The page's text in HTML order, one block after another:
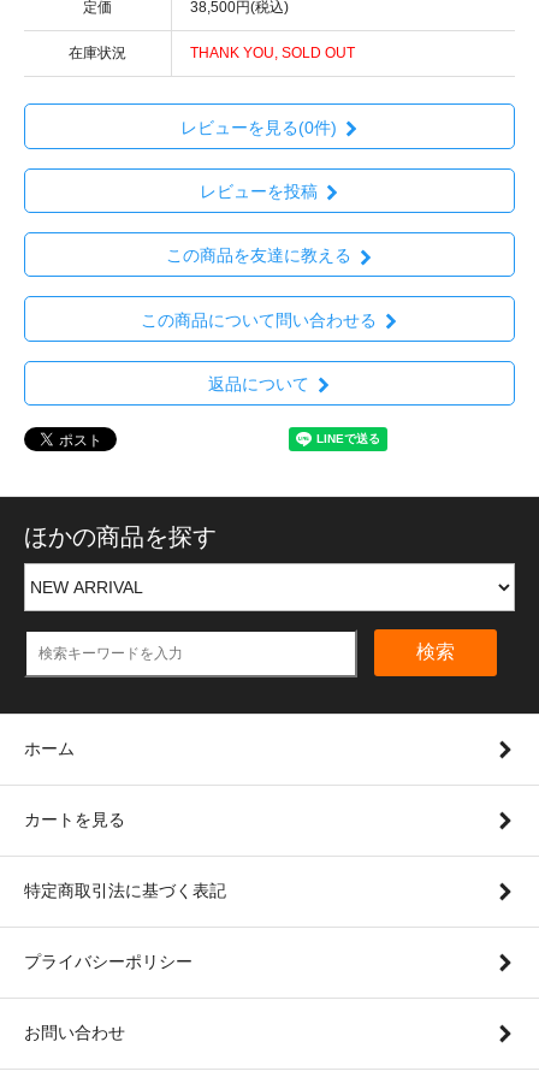
定価 38,500円(税込)
在庫状況 THANK YOU, SOLD OUT
レビューを見る(0件)
レビューを投稿
この商品を友達に教える
この商品について問い合わせる
返品について
ほかの商品を探す
検索
ホーム
カートを見る
特定商取引法に基づく表記
プライバシーポリシー
お問い合わせ